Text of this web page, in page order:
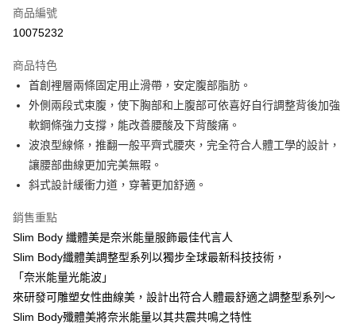
超商取貨付款
Apple Pay
街口支付
悠遊付
AFTEE先享後付
相關說明
AFTEE先享後付是「在收到商品之後才付款」的支付方式。 讓您購物簡單
便利好安心！
１．簡單：不需註冊會員、不需綁卡、不需儲值。
２．便利：只要手機號碼，簡訊認證，即可結帳。
３．安心：先確認商品／服務後，再付款。
１．於結帳方式選擇「AFTEE先享後付」後，將跳轉至「AFTEE先享後付」
ATM付款
運送方式
全家取貨付款
每筆NT$60，滿NT$490(含以上)免運費
商品編號
10075232
商品特色
首創裡層兩條固定用止滑帶，安定腹部脂肪。
外側兩段式束腹，使下胸部和上腹部可依喜好自行調整背後加強
軟鋼條強力支撐，能改善腰酸及下背酸痛。
波浪型線條，推翻一般平齊式腰夾，完全符合人體工學的設計，
讓腰部曲線更加完美無暇。
斜式設計緩衝力道，穿著更加舒適。
銷售重點
Slim Body 纖體美是奈米能量服飾最佳代言人
Slim Body纖體美調整型系列以獨步全球最新科技技術，
「奈米能量光能波」
來研發可雕塑女性曲線美，設計出符合人體最舒適之調整型系列〜
Slim Body殲體美將奈米能量以其共震共鳴之特性